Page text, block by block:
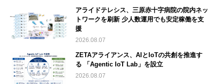
アライドテレシス、三原赤十字病院の院内ネッ
トワークを刷新 少人数運用でも安定稼働を支
援
2026.08.07
ZETAアライアンス、AIとIoTの共創を推進す
る 「Agentic IoT Lab」を設立
2026.08.07